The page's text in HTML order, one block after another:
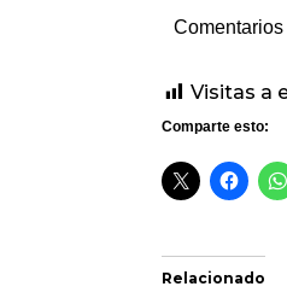
Visitas a
Comparte esto:
Relacionado